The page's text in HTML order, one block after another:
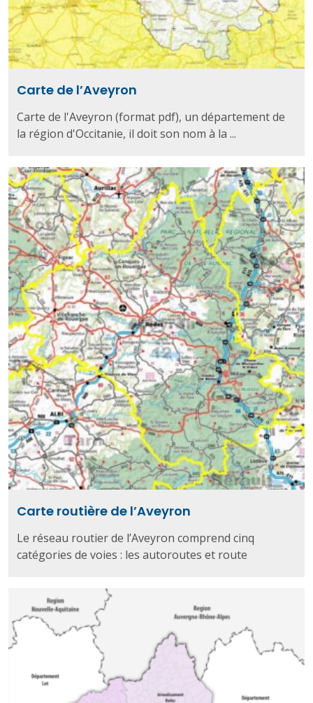
Carte de l’Aveyron
Carte de l'Aveyron (format pdf), un département de
la région d'Occitanie, il doit son nom à la ...
Carte routière de l’Aveyron
Le réseau routier de l’Aveyron comprend cinq
catégories de voies : les autoroutes et route